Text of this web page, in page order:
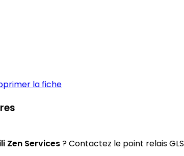
la fiche
Zen Services? Contactez le point relais GLS